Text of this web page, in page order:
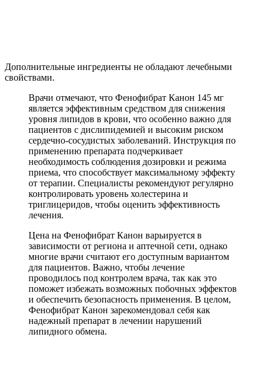
Дополнительные ингредиенты не обладают лечебными
свойствами.
Врачи отмечают, что Фенофибрат Канон 145 мг
является эффективным средством для снижения
уровня липидов в крови, что особенно важно для
пациентов с дислипидемией и высоким риском
сердечно-сосудистых заболеваний. Инструкция по
применению препарата подчеркивает
необходимость соблюдения дозировки и режима
приема, что способствует максимальному эффекту
от терапии. Специалисты рекомендуют регулярно
контролировать уровень холестерина и
триглицеридов, чтобы оценить эффективность
лечения.
Цена на Фенофибрат Канон варьируется в
зависимости от региона и аптечной сети, однако
многие врачи считают его доступным вариантом
для пациентов. Важно, чтобы лечение
проводилось под контролем врача, так как это
поможет избежать возможных побочных эффектов
и обеспечить безопасность применения. В целом,
Фенофибрат Канон зарекомендовал себя как
надежный препарат в лечении нарушений
липидного обмена.